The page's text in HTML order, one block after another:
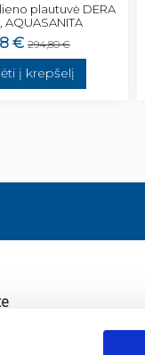
plautuvė DERA
AQUASANITA
€ 294,80 €
į krepšelį